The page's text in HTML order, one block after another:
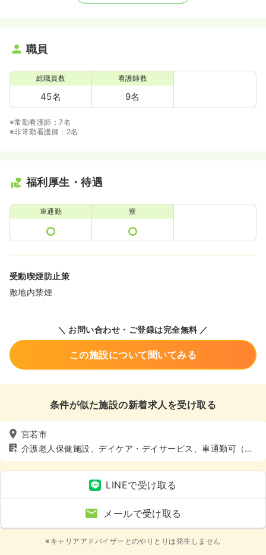
職員
総職員数
45名
看護師数
9名
※常勤看護師：7名
※非常勤看護師：2名
福利厚生・待遇
車通勤 寮
受動喫煙防止策
敷地内禁煙
＼ お問い合わせ・ご登録は完全無料 ／
この施設について聞いてみる
条件が似た施設の新着求人を受け取る
宮若市
介護老人保健施設、デイケア・デイサービス、車通勤可（駐
車場有）、寮あり
LINEで受け取る
メールで受け取る
※キャリアアドバイザーとのやりとりは発生しません